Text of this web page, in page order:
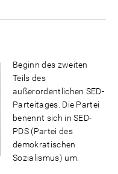
Beginn des zweiten
Teils des
außerordentlichen SED-
Parteitages. Die Partei
benennt sich in SED-
PDS (Partei des
demokratischen
Sozialismus) um.